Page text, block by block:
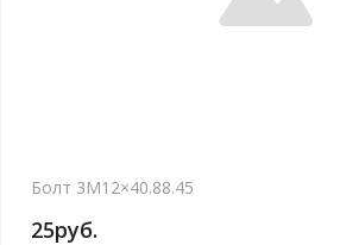
Болт 3М12×40.88.45
25руб.